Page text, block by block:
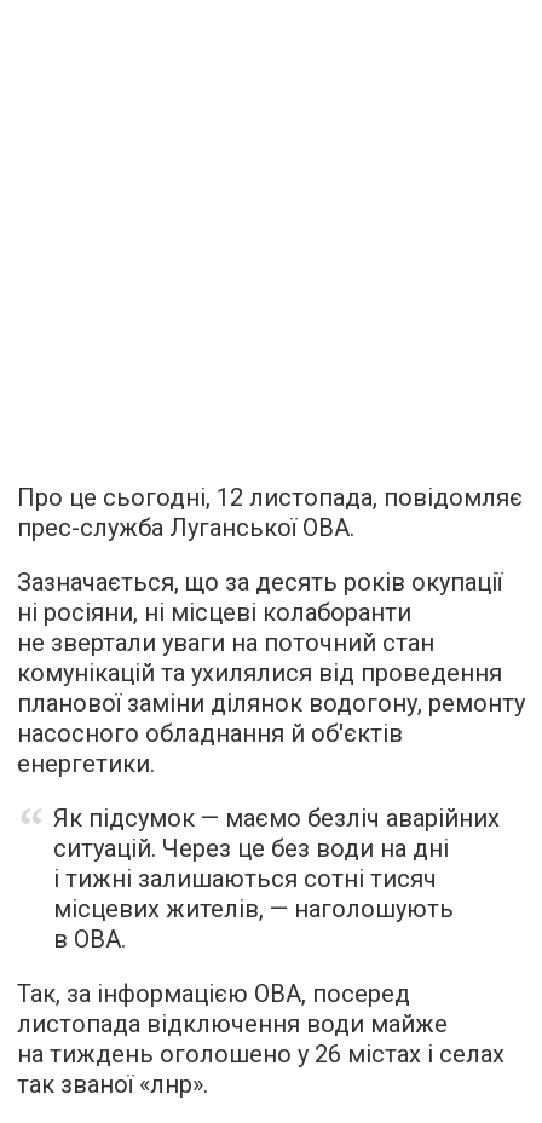
Про це сьогодні, 12 листопада, повідомляє
прес-служба Луганської ОВА.
Зазначається, що за десять років окупації
ні росіяни, ні місцеві колаборанти
не звертали уваги на поточний стан
комунікацій та ухилялися від проведення
планової заміни ділянок водогону, ремонту
насосного обладнання й об'єктів
енергетики.
Як підсумок — маємо безліч аварійних
ситуацій. Через це без води на дні
і тижні залишаються сотні тисяч
місцевих жителів, — наголошують
в ОВА.
Так, за інформацією ОВА, посеред
листопада відключення води майже
на тиждень оголошено у 26 містах і селах
так званої «лнр».